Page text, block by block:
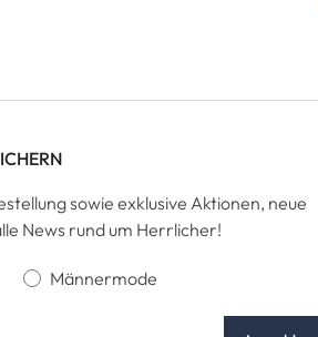
sowie exklusive Aktionen, neue
News rund um Herrlicher!
Männermode